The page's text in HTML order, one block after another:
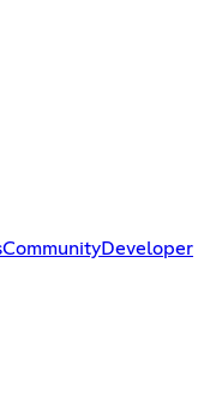
CommunityDeveloper